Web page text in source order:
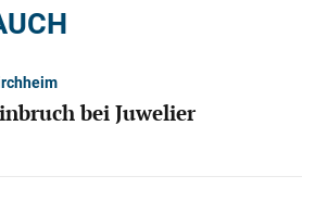
bei Juwelier